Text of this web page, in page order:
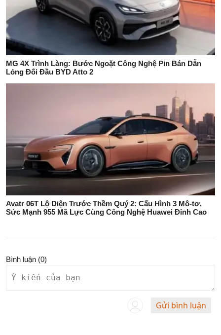
MG 4X Trình Làng: Bước Ngoặt Công Nghệ Pin Bán Dẫn
Lỏng Đối Đầu BYD Atto 2
Avatr 06T Lộ Diện Trước Thềm Quý 2: Cấu Hình 3 Mô-tơ,
Sức Mạnh 955 Mã Lực Cùng Công Nghệ Huawei Đỉnh Cao
Bình luận (0)
Gửi bình luận